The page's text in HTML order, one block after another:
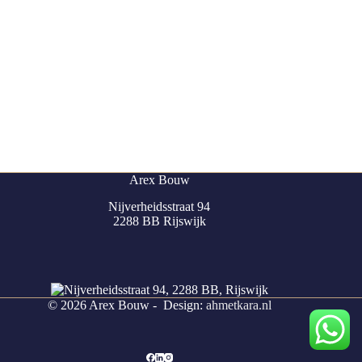
Arex Bouw
Nijverheidsstraat 94
2288 BB Rijswijk
© 2026 Arex Bouw - Design: ahmetkara.nl